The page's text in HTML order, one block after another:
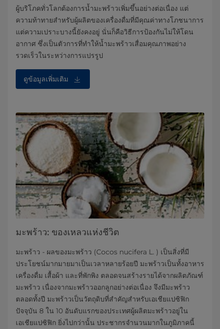
ผู้บริโภคทั่วโลกต้องการน้ำมะพร้าวเพิ่มขึ้นอย่างต่อเนื่อง แต่
ความท้าทายสำหรับผู้ผลิตของเครื่องดื่มที่มีคุณค่าทางโภชนาการ
แต่ความเปราะบางนี้ยังคงอยู่ นั่นก็คือวิธีการป้องกันไม่ให้โดน
อากาศ ซึ่งเป็นตัวการที่ทำให้น้ำมะพร้าวเสื่อมคุณภาพอย่าง
รวดเร็วในระหว่างการแปรรูป
ดูข้อมูลเพิ่มเติม
มะพร้าว: ของเหลวแห่งชีวิต
มะพร้าว - ผลของมะพร้าว (Cocos nucifera L. ) เป็นสิ่งที่มี
ประโยชน์มากมายมาเป็นเวลาหลายร้อยปี มะพร้าวเป็นทั้งอาหาร
เครื่องดื่ม เสื้อผ้า และที่พักพิง ตลอดจนสร้างรายได้จากผลิตภัณฑ์
มะพร้าว เนื่องจากมะพร้าวออกลูกอย่างต่อเนื่อง จึงมีมะพร้าว
ตลอดทั้งปี มะพร้าวเป็นวัตถุดิบที่สำคัญสำหรับเอเชียแปซิฟิก
ปัจจุบัน 8 ใน 10 อันดับแรกของประเทศผู้ผลิตมะพร้าวอยู่ใน
เอเชียแปซิฟิก ยิ่งไปกว่านั้น ประชากรจำนวนมากในภูมิภาคนี้